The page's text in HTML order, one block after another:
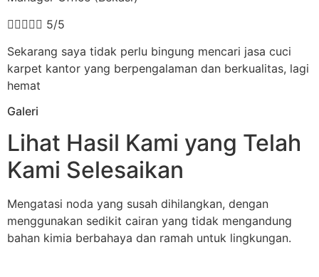
 5/5
Sekarang saya tidak perlu bingung mencari jasa cuci
karpet kantor yang berpengalaman dan berkualitas, lagi
hemat
Galeri
Lihat Hasil Kami yang Telah
Kami Selesaikan
Mengatasi noda yang susah dihilangkan, dengan
menggunakan sedikit cairan yang tidak mengandung
bahan kimia berbahaya dan ramah untuk lingkungan.